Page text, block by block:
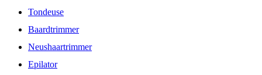
Tondeuse
Baardtrimmer
Neushaartrimmer
Epilator